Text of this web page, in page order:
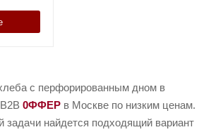
с перфорированным дном в
0ФФЕР в Москве по низким ценам.
найдется подходящий вариант